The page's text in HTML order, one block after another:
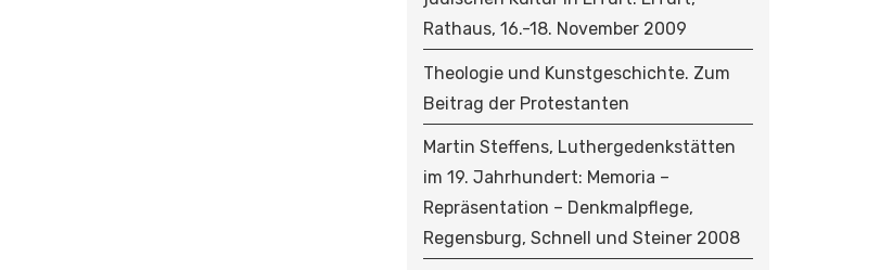
Rathaus, 16.-18. November 2009
Theologie und Kunstgeschichte. Zum
Beitrag der Protestanten
Martin Steffens, Luthergedenkstätten
im 19. Jahrhundert: Memoria –
Repräsentation – Denkmalpflege,
Regensburg, Schnell und Steiner 2008